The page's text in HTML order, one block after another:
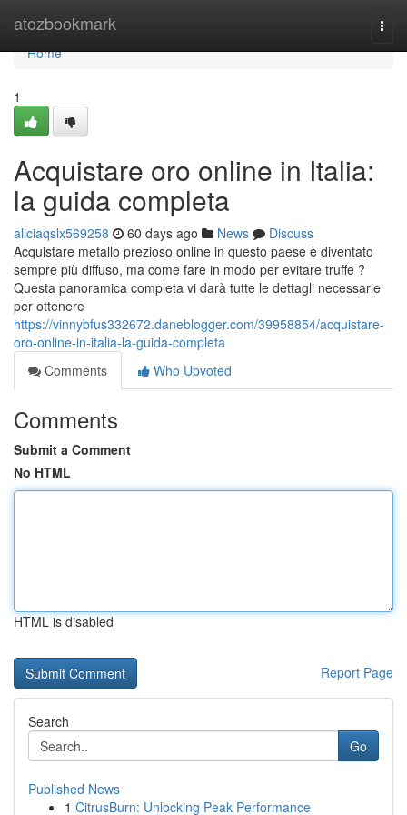
atozbookmark
Home
Home
1
Acquistare oro online in Italia:
la guida completa
aliciaqslx569258 60 days ago News
Discuss
Acquistare metallo prezioso online in questo paese è diventato
sempre più diffuso, ma come fare in modo per evitare truffe ?
Questa panoramica completa vi darà tutte le dettagli necessarie
per ottenere
https://vinnybfus332672.daneblogger.com/39958854/acquistare-
oro-online-in-italia-la-guida-completa
Comments
Who Upvoted
Comments
Submit a Comment
No HTML
HTML is disabled
Report Page
Search
Go
Published News
1 CitrusBurn: Unlocking Peak Performance